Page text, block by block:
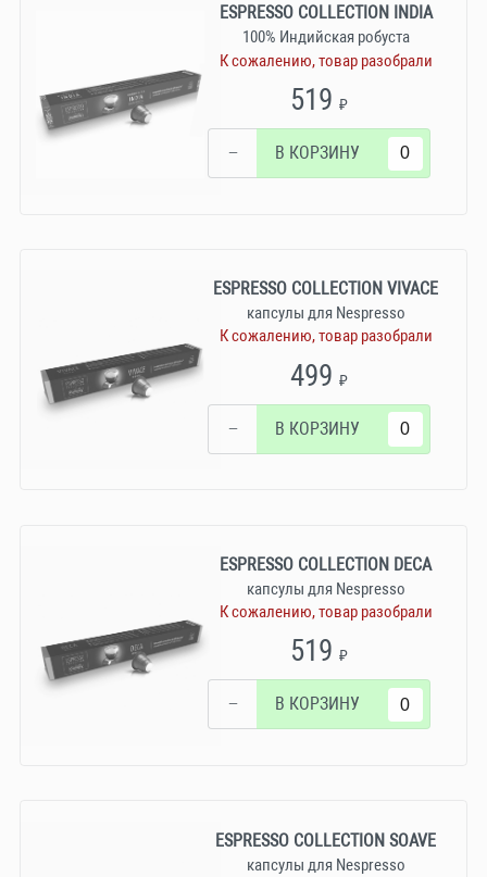
ESPRESSO COLLECTION INDIA
100% Индийская робуста
К сожалению, товар разобрали
519₽
− В КОРЗИНУ
ESPRESSO COLLECTION VIVACE
капсулы для Nespresso
К сожалению, товар разобрали
499₽
− В КОРЗИНУ
ESPRESSO COLLECTION DECA
капсулы для Nespresso
К сожалению, товар разобрали
519₽
− В КОРЗИНУ
ESPRESSO COLLECTION SOAVE
капсулы для Nespresso